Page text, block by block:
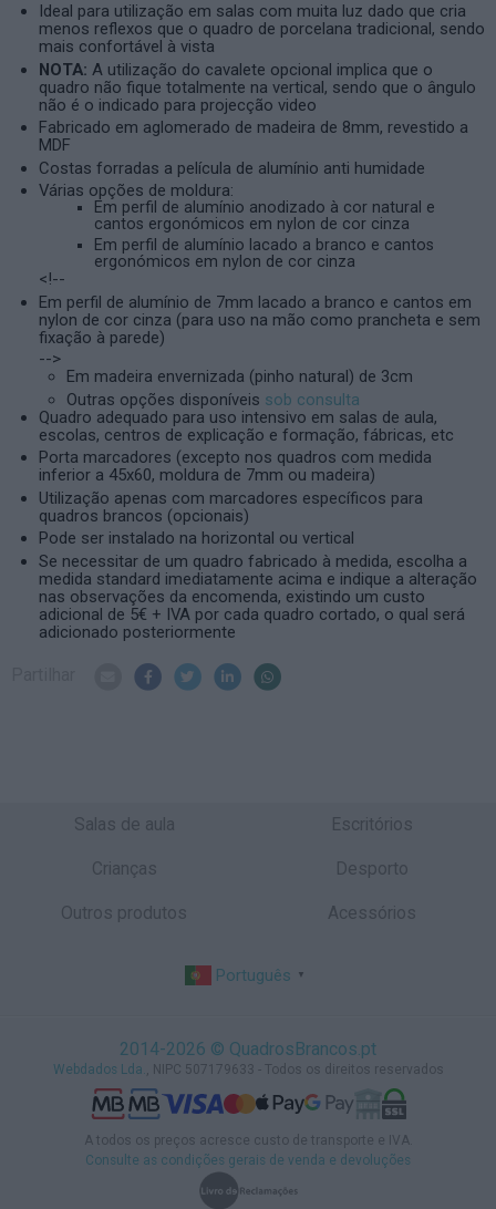
Ideal para utilização em salas com muita luz dado que cria
menos reflexos que o quadro de porcelana tradicional, sendo
mais confortável à vista
NOTA: A utilização do cavalete opcional implica que o
quadro não fique totalmente na vertical, sendo que o ângulo
não é o indicado para projecção video
Fabricado em aglomerado de madeira de 8mm, revestido a
MDF
Costas forradas a película de alumínio anti humidade
Várias opções de moldura:
Em perfil de alumínio anodizado à cor natural e
cantos ergonómicos em nylon de cor cinza
Em perfil de alumínio lacado a branco e cantos
ergonómicos em nylon de cor cinza
<!--
Em perfil de alumínio de 7mm lacado a branco e cantos em
nylon de cor cinza (para uso na mão como prancheta e sem
fixação à parede)
-->
Em madeira envernizada (pinho natural) de 3cm
Outras opções disponíveis sob consulta
Quadro adequado para uso intensivo em salas de aula,
escolas, centros de explicação e formação, fábricas, etc
Porta marcadores (excepto nos quadros com medida
inferior a 45x60, moldura de 7mm ou madeira)
Utilização apenas com marcadores específicos para
quadros brancos (opcionais)
Pode ser instalado na horizontal ou vertical
Se necessitar de um quadro fabricado à medida, escolha a
medida standard imediatamente acima e indique a alteração
nas observações da encomenda, existindo um custo
adicional de 5€ + IVA por cada quadro cortado, o qual será
adicionado posteriormente
Salas de aula Escritórios
Crianças Desporto
Outros produtos Acessórios
Português ▼
2014-2026 © QuadrosBrancos.pt
Webdados Lda., NIPC 507179633 - Todos os direitos reservados
A todos os preços acresce custo de transporte e IVA.
Consulte as condições gerais de venda e devoluções